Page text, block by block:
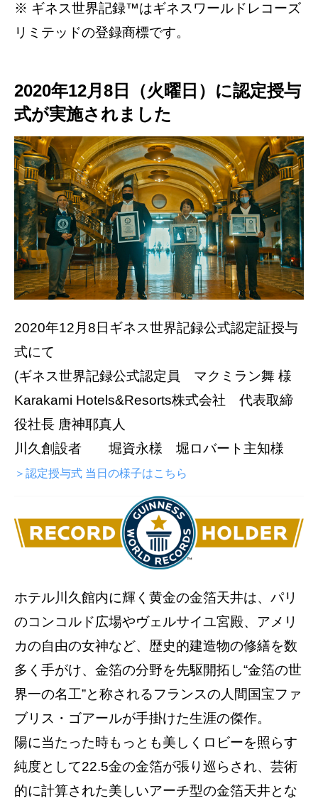
※ ギネス世界記録™はギネスワールドレコーズ
リミテッドの登録商標です。
2020年12月8日（火曜日）に認定授与
式が実施されました
2020年12月8日ギネス世界記録公式認定証授与
式にて
(ギネス世界記録公式認定員 マクミラン舞 様
Karakami Hotels&Resorts株式会社 代表取締
役社長 唐神耶真人
川久創設者 堀資永様 堀ロバート主知様
＞認定授与式 当日の様子はこちら
ホテル川久館内に輝く黄金の金箔天井は、パリ
のコンコルド広場やヴェルサイユ宮殿、アメリ
カの自由の女神など、歴史的建造物の修繕を数
多く手がけ、金箔の分野を先駆開拓し“金箔の世
界一の名工”と称されるフランスの人間国宝ファ
ブリス・ゴアールが手掛けた生涯の傑作。
陽に当たった時もっとも美しくロビーを照らす
純度として22.5金の金箔が張り巡らされ、芸術
的に計算された美しいアーチ型の金箔天井とな